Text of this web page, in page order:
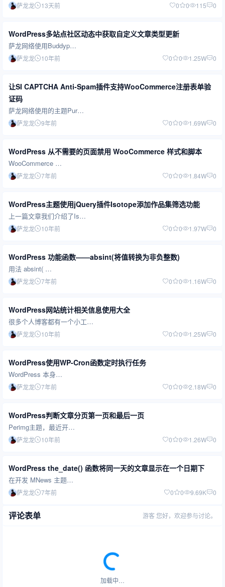
萨龙龙 13天前 0 0 115 0
WordPress多站点社区动态中获取自定义文章类型更新
萨龙网络使用Buddyp…
萨龙龙 10年前 0 0 1.25W 0
让SI CAPTCHA Anti-Spam插件支持WooCommerce注册表单验
证码
萨龙网络使用的主题Pur…
萨龙龙 9年前 0 0 1.69W 0
WordPress 从不需要的页面禁用 WooCommerce 样式和脚本
WooCommerce …
萨龙龙 7年前 0 0 1.84W 0
WordPress主题使用jQuery插件Isotope添加作品集筛选功能
上一篇文章我们介绍了Is…
萨龙龙 10年前 0 0 1.97W 0
WordPress 功能函数——absint(将值转换为非负整数)
用法 absint( …
萨龙龙 7年前 0 0 1.16W 0
WordPress网站统计相关信息使用大全
很多个人博客都有一个小工…
萨龙龙 10年前 0 0 1.25W 0
WordPress使用WP-Cron函数定时执行任务
WordPress 本身…
萨龙龙 7年前 0 0 2.18W 0
WordPress判断文章分页第一页和最后一页
Perimg主题，最近开…
萨龙龙 10年前 0 0 1.26W 0
WordPress the_date() 函数将同一天的文章显示在一个日期下
在开发 MNews 主题…
萨龙龙 7年前 0 0 9.69K 0
评论表单 游客 您好，欢迎参与讨论。
加载中…